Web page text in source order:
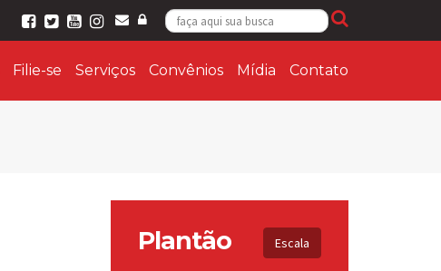
Filie-se Serviços Convênios Mídia Contato
Plantão Escala